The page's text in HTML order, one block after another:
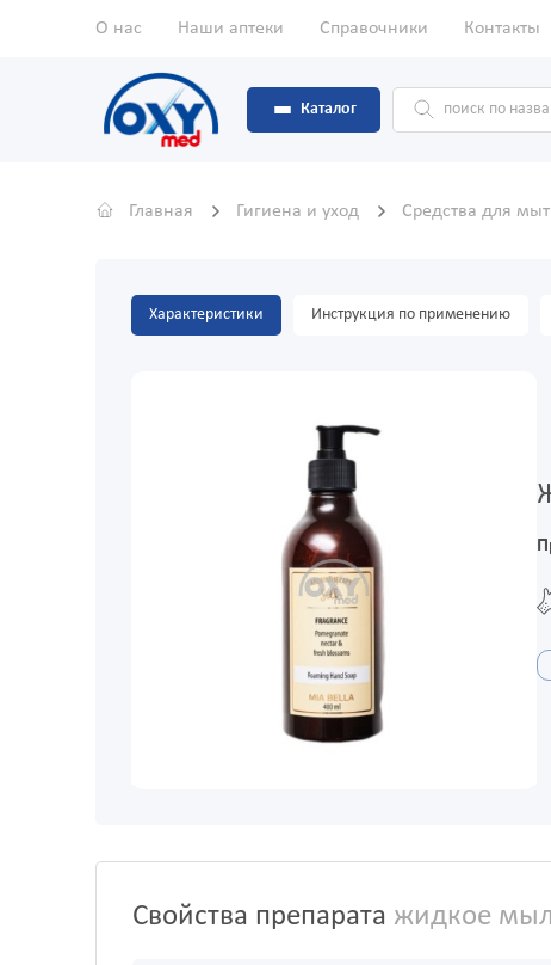
О нас Наши аптеки Справочники Контакты
Каталог
Главная Гигиена и уход Средства для
Характеристики Инструкция по применению
Свойства препарата жидкое